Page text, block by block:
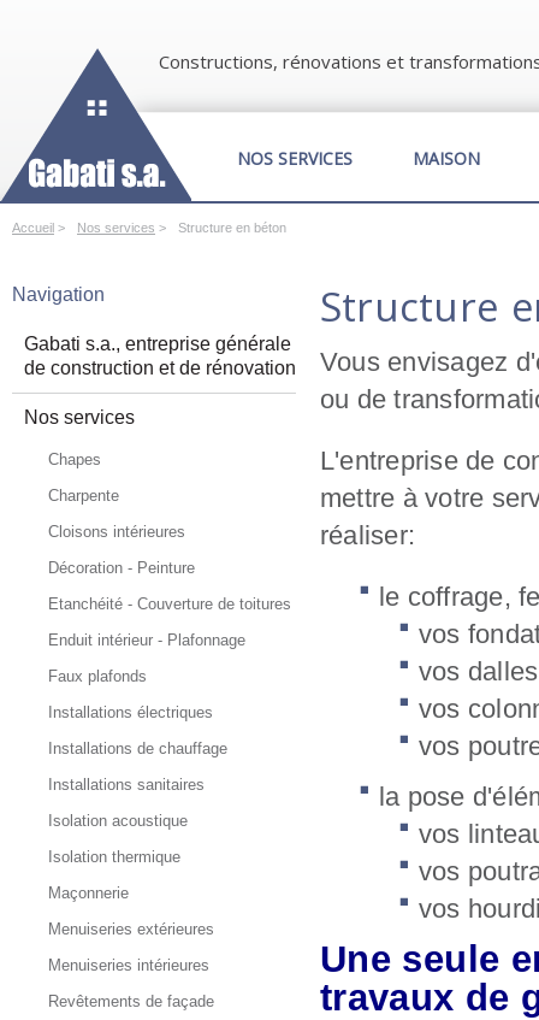
Constructions, rénovations et
NOS SERVICES MAISON
Accueil > Nos services > Structure en béton
Navigation
Gabati s.a., entreprise générale
de construction et de rénovation
Nos services
Chapes
Charpente
Cloisons intérieures
Décoration - Peinture
Etanchéité - Couverture de toitures
Enduit intérieur - Plafonnage
Faux plafonds
Installations électriques
Installations de chauffage
Installations sanitaires
Isolation acoustique
Isolation thermique
Maçonnerie
Menuiseries extérieures
Menuiseries intérieures
Revêtements de façade
Structure
Vous envisagez
ou de
L'entreprise de
mettre à votre
réaliser:
le coffrage,
vos
vos
vos
vos
la pose
vos
vos
vos
Une seule
travaux de